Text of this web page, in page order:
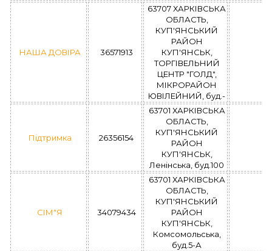
НАША ДОВІРА 36571913
63707 ХАРКІВСЬКА
ОБЛАСТЬ,
КУП'ЯНСЬКИЙ
РАЙОН
КУП'ЯНСЬК,
ТОРГІВЕЛЬНИЙ
ЦЕНТР "ГОЛД",
МІКРОРАЙОН
ЮВІЛЕЙНИЙ, буд.-
Підтримка 26356154
63701 ХАРКІВСЬКА
ОБЛАСТЬ,
КУП'ЯНСЬКИЙ
РАЙОН
КУП'ЯНСЬК,
Ленінська, буд.100
СІМ"Я 34079434
63701 ХАРКІВСЬКА
ОБЛАСТЬ,
КУП'ЯНСЬКИЙ
РАЙОН
КУП'ЯНСЬК,
Комсомольська,
буд.5-А